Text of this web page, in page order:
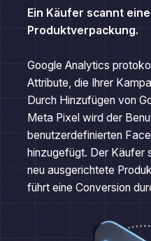
Produktverpackung.
Attribute, die Ihrer
Durch Hinzufügen von
Meta Pixel wird der
benutzerdefinierten
hinzugefügt. Der Käufer
neu ausgerichtete
führt eine Conversion